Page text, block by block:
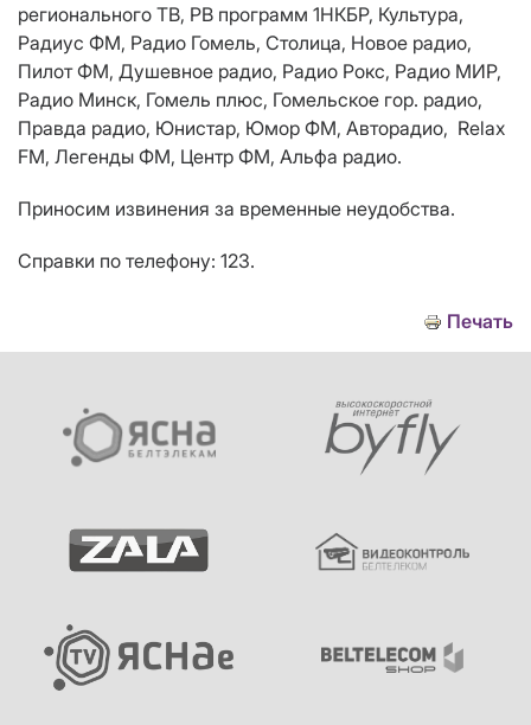
регионального ТВ, РВ программ 1НКБР, Культура,
Радиус ФМ, Радио Гомель, Столица, Новое радио,
Пилот ФМ, Душевное радио, Радио Рокс, Радио МИР,
Радио Минск, Гомель плюс, Гомельское гор. радио,
Правда радио, Юнистар, Юмор ФМ, Авторадио, Relax
FM, Легенды ФМ, Центр ФМ, Альфа радио.
Приносим извинения за временные неудобства.
Справки по телефону: 123.
Печать